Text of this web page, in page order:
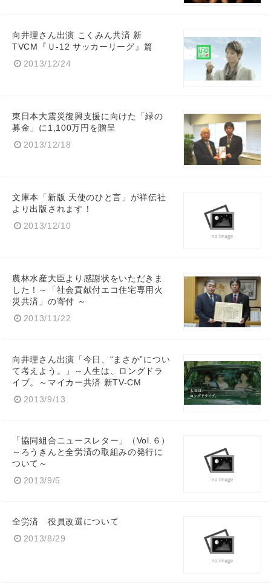
向井理さん出演 こくみん共済 新
TVCM『Ｕ-12 サッカーリーグ』篇
2013/12/24
東日本大震災復興支援に向けた「緑の
募金」に1,100万円を贈呈
2013/12/18
文庫本「新版 天使のひと言」が祥伝社
より出版されます！
2013/12/10
農林水産大臣より感謝状をいただきま
した！～「社会貢献付エコ住宅専用火
災共済」の寄付 ～
2013/11/22
向井理さん出演「今日、“まさか”につい
て考えよう。」～人生は、ロングドラ
イブ。～マイカー共済 新TV-CM
2013/9/13
「協同組合ニュースレター」（Vol.６）
～ろうきんと全労済の取組みの発行に
ついて～
2013/9/5
全労済 役員改選について
2013/8/29